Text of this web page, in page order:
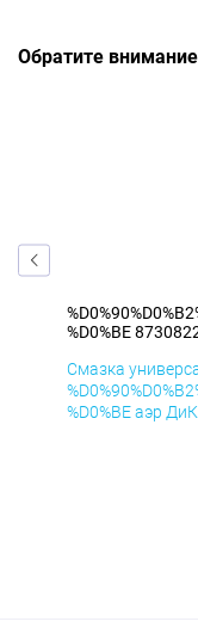
Обратите
%D0%BE
Смазка
%D0%BE аэр